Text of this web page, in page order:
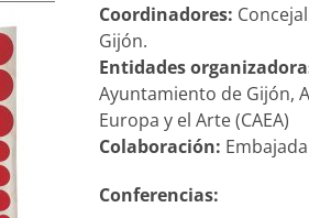
Coordinadores:
Gijón.
Entidades
Ayuntamiento de Gijón,
Europa y el Arte (CAEA)
Colaboración:
Conferencias: